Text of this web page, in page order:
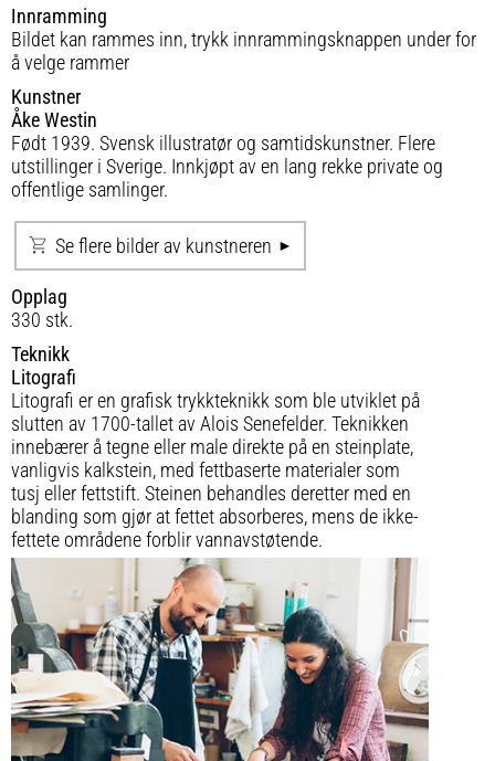
Innramming
Bildet kan rammes inn, trykk innrammingsknappen under for
å velge rammer
Kunstner
Åke Westin
Født 1939. Svensk illustratør og samtidskunstner. Flere
utstillinger i Sverige. Innkjøpt av en lang rekke private og
offentlige samlinger.
Se flere bilder av kunstneren
Opplag
330 stk.
Teknikk
Litografi
Litografi er en grafisk trykkteknikk som ble utviklet på
slutten av 1700-tallet av Alois Senefelder. Teknikken
innebærer å tegne eller male direkte på en steinplate,
vanligvis kalkstein, med fettbaserte materialer som
tusj eller fettstift. Steinen behandles deretter med en
blanding som gjør at fettet absorberes, mens de ikke-
fettete områdene forblir vannavstøtende.